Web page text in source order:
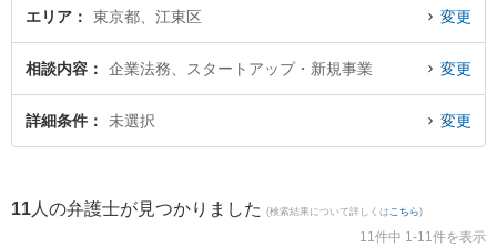
です。特に新川法律事務所の新川 政広弁護士や祐徳法律事務所の徳永 祐一弁護
生したスタートアップ・新規事業のトラブルを今すぐに弁護士に相談したい』
『スタートアップ・新規事業のトラブル解決の実績豊富な近くの弁護士を検索
したい』『初回相談無料でスタートアップ・新規事業を法律相談できる江東区
エリア 東京都、江東区 変更
相談内容 企業法務、スタートアップ・新規事業 変更
詳細条件 未選択 変更
11 人の弁護士が見つかりました (検索結果について詳しくは こちら)
11件中 1-11件を表示